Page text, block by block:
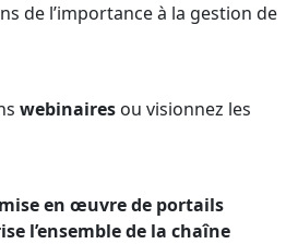
de l’importance à la gestion de
webinaires ou visionnez les
en œuvre de portails
l’ensemble de la chaîne